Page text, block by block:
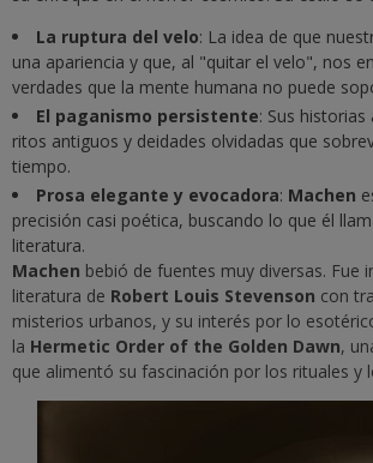
La ruptura del velo: La idea de que
una apariencia y que, al "quitar el velo", nos
verdades que la mente humana no puede
El paganismo persistente: Sus
ritos antiguos y deidades olvidadas que
tiempo.
Prosa elegante y evocadora: Machen
precisión casi poética, buscando lo que él
literatura.
Machen bebió de fuentes muy diversas. Fue
literatura de Robert Louis Stevenson con
misterios urbanos, y su interés por lo
la Hermetic Order of the Golden Dawn,
que alimentó su fascinación por los rituales y